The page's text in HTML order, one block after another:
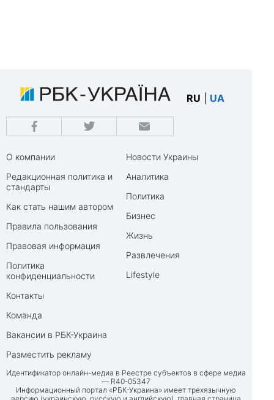
RU UA
О компании
Редакционная политика и
стандарты
Как стать нашим автором
Правила пользования
Правовая информация
Политика
конфиденциальности
Контакты
Команда
Вакансии в РБК-Украина
Разместить рекламу
Новости Украины
Аналитика
Политика
Бизнес
Жизнь
Развлечения
Lifestyle
Идентификатор онлайн-медиа в Реестре субъектов в сфере медиа
— R40-05347
Информационный портал «РБК-Украина» имеет трехязычную